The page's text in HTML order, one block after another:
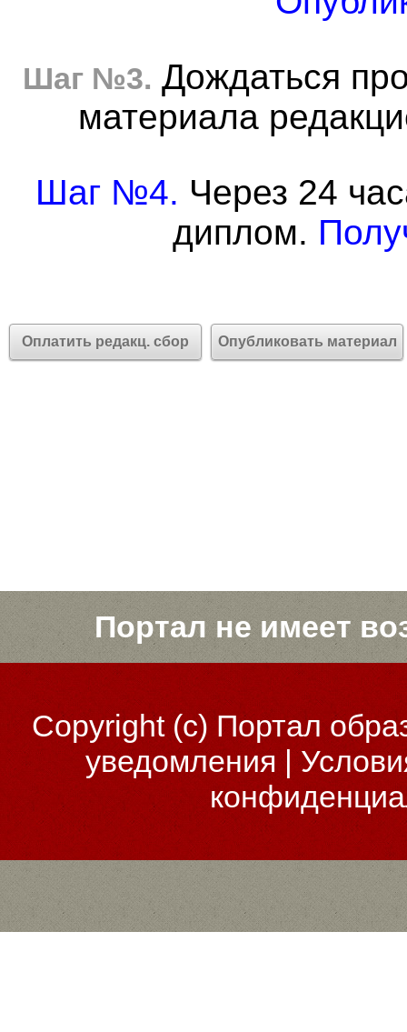
Шаг №3. Дождаться
материала
Шаг №4. Через 24
диплом.
Оплатить редакц. сбор Опубликовать материал
Портал не имеет
Copyright (c)Портал
уведомления |